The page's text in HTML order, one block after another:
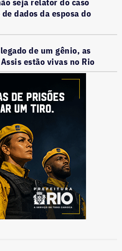
dados da esposa do
de um gênio, as
estão vivas no Rio